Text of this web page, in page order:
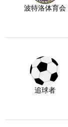
波特洛体育会
追球者